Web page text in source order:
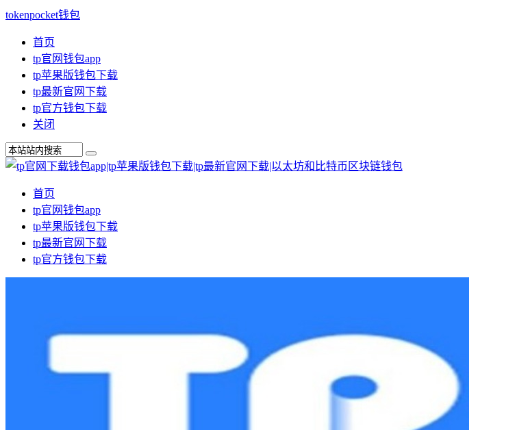
tokenpocket钱包
首页
tp官网钱包app
tp苹果版钱包下载
tp最新官网下载
tp官方钱包下载
关闭
首页
tp官网钱包app
tp苹果版钱包下载
tp最新官网下载
tp官方钱包下载